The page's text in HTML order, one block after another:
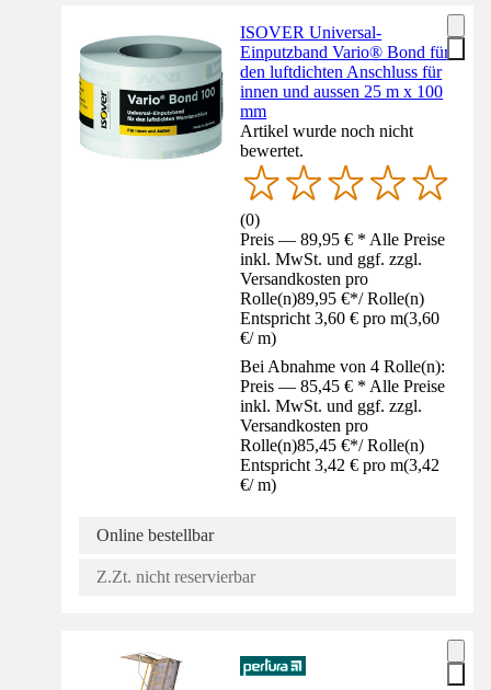
ISOVER Universal-
Einputzband Vario® Bond für
den luftdichten Anschluss für
innen und aussen 25 m x 100
mm
Artikel wurde noch nicht
bewertet.
(0)
Preis — 89,95 € * Alle Preise
inkl. MwSt. und ggf. zzgl.
Versandkosten pro
Rolle(n)89,95 €*/ Rolle(n)
Entspricht 3,60 € pro m(3,60
€/ m)
Bei Abnahme von 4 Rolle(n):
Preis — 85,45 € * Alle Preise
inkl. MwSt. und ggf. zzgl.
Versandkosten pro
Rolle(n)85,45 €*/ Rolle(n)
Entspricht 3,42 € pro m(3,42
€/ m)
Online bestellbar
Z.Zt. nicht reservierbar